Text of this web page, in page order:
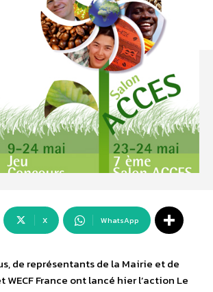
X WhatsApp
de représentants de la Mairie et de
WECF France ont lancé hier l’action Le